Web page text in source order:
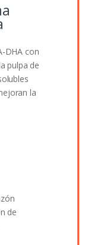
DHA con
pulpa de
la
de